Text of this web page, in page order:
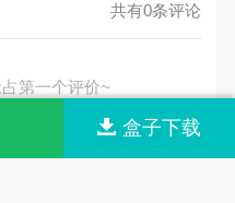
共有0条评论
第一个评价~
盒子下载